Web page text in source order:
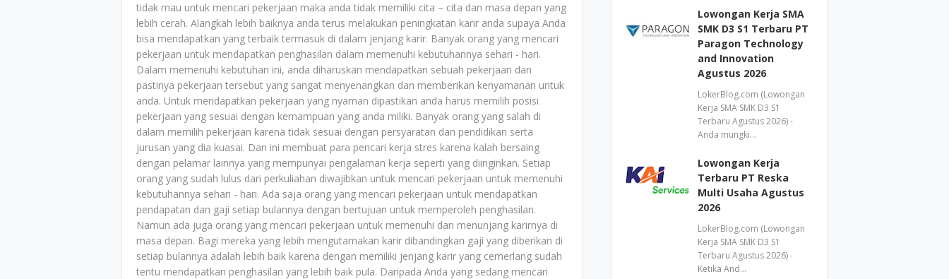
tidak mau untuk mencari pekerjaan maka anda tidak memiliki cita – cita dan masa depan yang
lebih cerah. Alangkah lebih baiknya anda terus melakukan peningkatan karir anda supaya Anda
bisa mendapatkan yang terbaik termasuk di dalam jenjang karir. Banyak orang yang mencari
pekerjaan untuk mendapatkan penghasilan dalam memenuhi kebutuhannya sehari - hari.
Dalam memenuhi kebutuhan ini, anda diharuskan mendapatkan sebuah pekerjaan dan
pastinya pekerjaan tersebut yang sangat menyenangkan dan memberikan kenyamanan untuk
anda. Untuk mendapatkan pekerjaan yang nyaman dipastikan anda harus memilih posisi
pekerjaan yang sesuai dengan kemampuan yang anda miliki. Banyak orang yang salah di
dalam memilih pekerjaan karena tidak sesuai dengan persyaratan dan pendidikan serta
jurusan yang dia kuasai. Dan ini membuat para pencari kerja stres karena kalah bersaing
dengan pelamar lainnya yang mempunyai pengalaman kerja seperti yang diinginkan. Setiap
orang yang sudah lulus dari perkuliahan diwajibkan untuk mencari pekerjaan untuk memenuhi
kebutuhannya sehari - hari. Ada saja orang yang mencari pekerjaan untuk mendapatkan
pendapatan dan gaji setiap bulannya dengan bertujuan untuk memperoleh penghasilan.
Namun ada juga orang yang mencari pekerjaan untuk memenuhi dan menunjang karirnya di
masa depan. Bagi mereka yang lebih mengutamakan karir dibandingkan gaji yang diberikan di
setiap bulannya adalah lebih baik karena dengan memiliki jenjang karir yang cemerlang sudah
tentu mendapatkan penghasilan yang lebih baik pula. Daripada Anda yang sedang mencari
Lowongan Kerja SMA
SMK D3 S1 Terbaru PT
Paragon Technology
and Innovation
Agustus 2026
LokerBlog.com (Lowongan
Kerja SMA SMK D3 S1
Terbaru Agustus 2026) -
Anda mungki…
Lowongan Kerja
Terbaru PT Reska
Multi Usaha Agustus
2026
LokerBlog.com (Lowongan
Kerja SMA SMK D3 S1
Terbaru Agustus 2026) -
Ketika And…